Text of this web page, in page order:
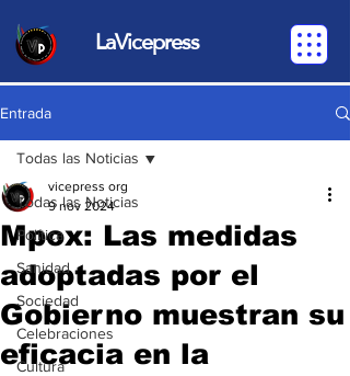
LaVicepress
Entrada
Todas las Noticias
Política
Sanidad
Sociedad
Celebraciones
Cultura
Todas las Noticias
Mpox: Las medidas
adoptadas por el
Gobierno muestran su
eficacia en la
vicepress org
9 nov 2024